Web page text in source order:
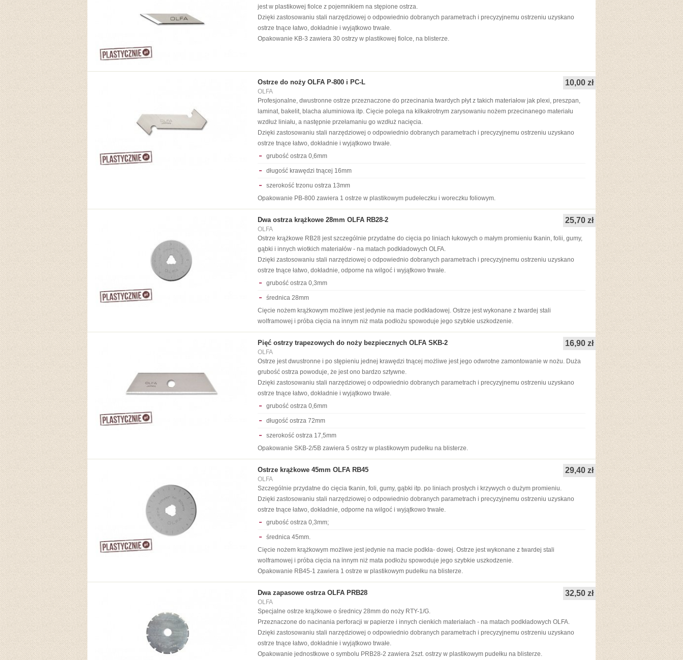
jest w plastikowej fiolce z pojemnikiem na stępione ostrza.
Dzięki zastosowaniu stali narzędziowej o odpowiednio dobranych parametrach i precyzyjnemu ostrzeniu uzyskano
ostrze tnące łatwo, dokładnie i wyjątkowo trwałe.
Opakowanie KB-3 zawiera 30 ostrzy w plastikowej fiolce, na blisterze.
Ostrze do noży OLFA P-800 i PC-L 10,00 zł
OLFA
Profesjonalne, dwustronne ostrze przeznaczone do przecinania twardych płyt z takich materiałow jak plexi, preszpan,
laminat, bakelit, blacha aluminiowa itp. Cięcie polega na kilkakrotnym zarysowaniu nożem przecinanego materiału
wzdłuż liniału, a następnie przełamaniu go wzdłuż nacięcia.
Dzięki zastosowaniu stali narzędziowej o odpowiednio dobranych parametrach i precyzyjnemu ostrzeniu uzyskano
ostrze tnące łatwo, dokładnie i wyjątkowo trwałe.
grubość ostrza 0,6mm
długość krawędzi tnącej 16mm
szerokość trzonu ostrza 13mm
Opakowanie PB-800 zawiera 1 ostrze w plastikowym pudełeczku i woreczku foliowym.
Dwa ostrza krążkowe 28mm OLFA RB28-2 25,70 zł
OLFA
Ostrze krążkowe RB28 jest szczególnie przydatne do cięcia po liniach łukowych o małym promieniu tkanin, folii, gumy,
gąbki i innych wiotkich materiałów - na matach podkładowych OLFA.
Dzięki zastosowaniu stali narzędziowej o odpowiednio dobranych parametrach i precyzyjnemu ostrzeniu uzyskano
ostrze tnące łatwo, dokładnie, odporne na wilgoć i wyjątkowo trwałe.
grubość ostrza 0,3mm
średnica 28mm
Cięcie nożem krążkowym możliwe jest jedynie na macie podkładowej. Ostrze jest wykonane z twardej stali
wolframowej i próba cięcia na innym niż mata podłożu spowoduje jego szybkie uszkodzenie.
Pięć ostrzy trapezowych do noży bezpiecznych OLFA SKB-2 16,90 zł
OLFA
Ostrze jest dwustronne i po stępieniu jednej krawędzi tnącej możliwe jest jego odwrotne zamontowanie w nożu. Duża
grubość ostrza powoduje, że jest ono bardzo sztywne.
Dzięki zastosowaniu stali narzędziowej o odpowiednio dobranych parametrach i precyzyjnemu ostrzeniu uzyskano
ostrze tnące łatwo, dokładnie i wyjątkowo trwałe.
grubość ostrza 0,6mm
długość ostrza 72mm
szerokość ostrza 17,5mm
Opakowanie SKB-2/5B zawiera 5 ostrzy w plastikowym pudełku na blisterze.
Ostrze krążkowe 45mm OLFA RB45 29,40 zł
OLFA
Szczególnie przydatne do cięcia tkanin, foli, gumy, gąbki itp. po liniach prostych i krzywych o dużym promieniu.
Dzięki zastosowaniu stali narzędziowej o odpowiednio dobranych parametrach i precyzyjnemu ostrzeniu uzyskano
ostrze tnące łatwo, dokładnie, odporne na wilgoć i wyjątkowo trwałe.
grubość ostrza 0,3mm;
średnica 45mm.
Cięcie nożem krążkowym możliwe jest jedynie na macie podkła- dowej. Ostrze jest wykonane z twardej stali
wolframowej i próba cięcia na innym niż mata podłożu spowoduje jego szybkie uszkodzenie.
Opakowanie RB45-1 zawiera 1 ostrze w plastikowym pudełku na blisterze.
Dwa zapasowe ostrza OLFA PRB28 32,50 zł
OLFA
Specjalne ostrze krążkowe o średnicy 28mm do noży RTY-1/G.
Przeznaczone do nacinania perforacji w papierze i innych cienkich materiałach - na matach podkładowych OLFA.
Dzięki zastosowaniu stali narzędziowej o odpowiednio dobranych parametrach i precyzyjnemu ostrzeniu uzyskano
ostrze tnące łatwo, dokładnie i wyjątkowo trwałe.
Opakowanie jednostkowe o symbolu PRB28-2 zawiera 2szt. ostrzy w plastikowym pudełku na blisterze.